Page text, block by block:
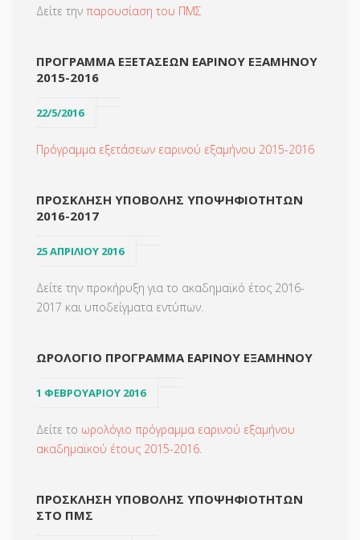
Δείτε την παρουσίαση του ΠΜΣ
ΠΡΟΓΡΑΜΜΑ ΕΞΕΤΑΣΕΩΝ ΕΑΡΙΝΟΥ ΕΞΑΜΗΝΟΥ
2015-2016
22/5/2016
Πρόγραμμα εξετάσεων εαρινού εξαμήνου 2015-2016
ΠΡΟΣΚΛΗΣΗ ΥΠΟΒΟΛΗΣ ΥΠΟΨΗΦΙΟΤΗΤΩΝ
2016-2017
25 ΑΠΡΙΛΙΟΥ 2016
Δείτε την προκήρυξη για το ακαδημαϊκό έτος 2016-
2017 και υποδείγματα εντύπων.
ΩΡΟΛΟΓΙΟ ΠΡΟΓΡΑΜΜΑ ΕΑΡΙΝΟΥ ΕΞΑΜΗΝΟΥ
1 ΦΕΒΡΟΥΑΡΙΟΥ 2016
Δείτε το ωρολόγιο πρόγραμμα εαρινού εξαμήνου
ακαδημαϊκού έτους 2015-2016.
ΠΡΟΣΚΛΗΣΗ ΥΠΟΒΟΛΗΣ ΥΠΟΨΗΦΙΟΤΗΤΩΝ
ΣΤΟ ΠΜΣ